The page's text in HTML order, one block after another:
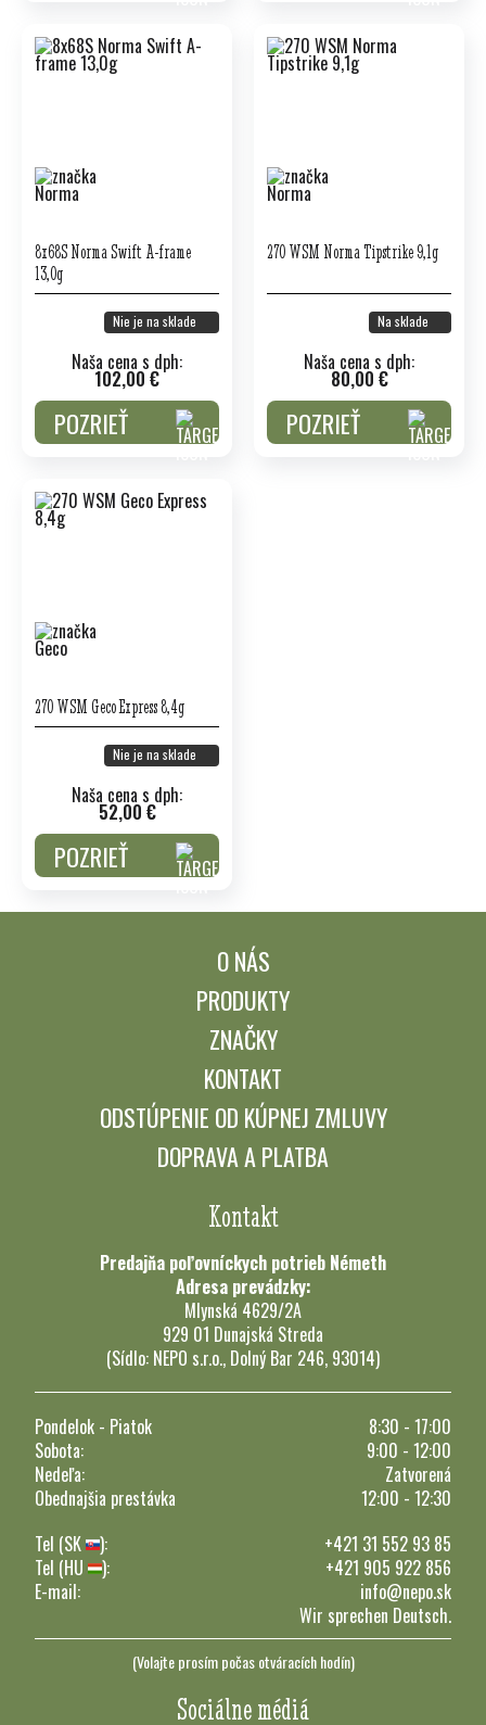
8x68S Norma Swift A-frame
13,0g
Nie je na sklade
Naša cena s dph:
102,00 €
POZRIEŤ
270 WSM Norma Tipstrike 9,1g
Na sklade
Naša cena s dph:
80,00 €
POZRIEŤ
270 WSM Geco Express 8,4g
Nie je na sklade
Naša cena s dph:
52,00 €
POZRIEŤ
O NÁS
PRODUKTY
ZNAČKY
KONTAKT
ODSTÚPENIE OD KÚPNEJ ZMLUVY
DOPRAVA A PLATBA
Kontakt
Predajňa poľovníckych potrieb Németh
Adresa prevádzky:
Mlynská 4629/2A
929 01 Dunajská Streda
(Sídlo: NEPO s.r.o., Dolný Bar 246, 93014)
Pondelok - Piatok
8:30 - 17:00
Sobota:
9:00 - 12:00
Nedeľa:
Zatvorená
Obednajšia prestávka
12:00 - 12:30
Tel (SK
):
+421 31 552 93 85
Tel (HU
):
+421 905 922 856
E-mail:
info@nepo.sk
Wir sprechen Deutsch.
(Volajte prosím počas otváracích hodín)
Sociálne médiá